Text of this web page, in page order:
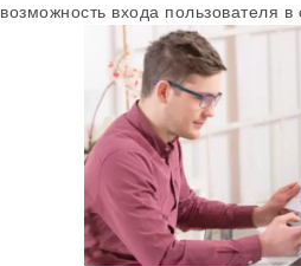
возможность входа пользователя